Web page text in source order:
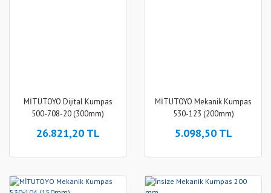
MİTUTOYO Dijital Kumpas
500-708-20 (300mm)
26.821,20 TL
MİTUTOYO Mekanik Kumpas
530-123 (200mm)
5.098,50 TL